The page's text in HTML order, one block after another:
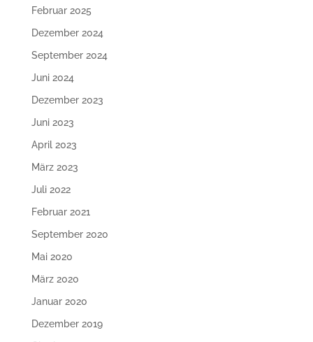
Februar 2025
Dezember 2024
September 2024
Juni 2024
Dezember 2023
Juni 2023
April 2023
März 2023
Juli 2022
Februar 2021
September 2020
Mai 2020
März 2020
Januar 2020
Dezember 2019